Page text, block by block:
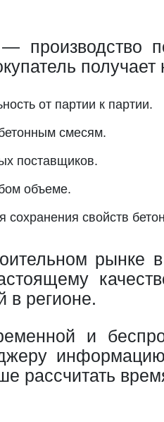
производство
от партии к партии.
смесям.
поставщиков.
объеме.
сохранения свойств
в регионе.
и
рассчитать